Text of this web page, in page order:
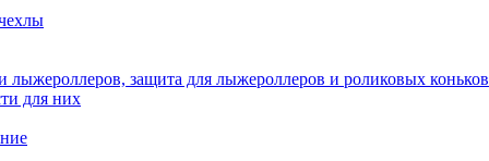
защита для лыжероллеров и роликовых коньков
для них